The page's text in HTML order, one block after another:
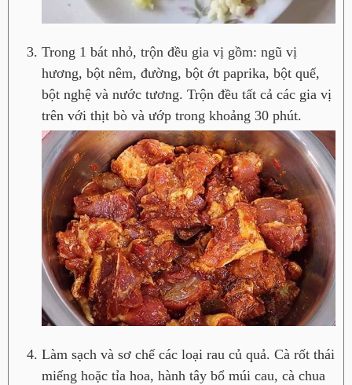
Trong 1 bát nhỏ, trộn đều gia vị gồm: ngũ vị
hương, bột nêm, đường, bột ớt paprika, bột quế,
bột nghệ và nước tương. Trộn đều tất cả các gia vị
trên với thịt bò và ướp trong khoảng 30 phút.
Làm sạch và sơ chế các loại rau củ quả. Cà rốt thái
miếng hoặc tỉa hoa, hành tây bổ múi cau, cà chua